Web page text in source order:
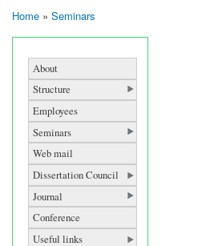
Home » Seminars
About
Structure
Employees
Seminars
Web mail
Dissertation Council
Journal
Conference
Useful links